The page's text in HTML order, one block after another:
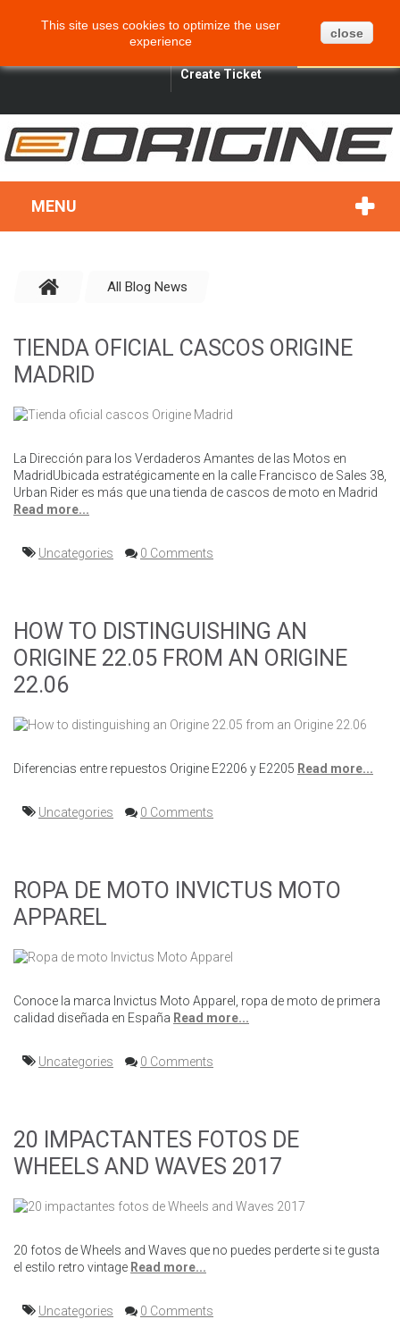
0
Create Ticket
ENGLISH
MENU
All Blog News
TIENDA OFICIAL CASCOS ORIGINE
MADRID
La Dirección para los Verdaderos Amantes de las Motos en
MadridUbicada estratégicamente en la calle Francisco de Sales 38,
Urban Rider es más que una tienda de cascos de moto en Madrid
Read more...
Uncategories 0 Comments
HOW TO DISTINGUISHING AN
ORIGINE 22.05 FROM AN ORIGINE
22.06
Diferencias entre repuestos Origine E2206 y E2205 Read more...
Uncategories 0 Comments
ROPA DE MOTO INVICTUS MOTO
APPAREL
Conoce la marca Invictus Moto Apparel, ropa de moto de primera
calidad diseñada en España Read more...
Uncategories 0 Comments
20 IMPACTANTES FOTOS DE
WHEELS AND WAVES 2017
20 fotos de Wheels and Waves que no puedes perderte si te gusta
el estilo retro vintage Read more...
Uncategories 0 Comments
This site uses cookies to optimize the user
experience
close